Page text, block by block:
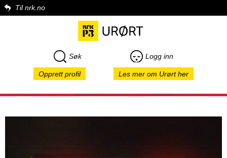
Til nrk.no
Søk Logg inn
Opprett profil Les mer om Urørt her